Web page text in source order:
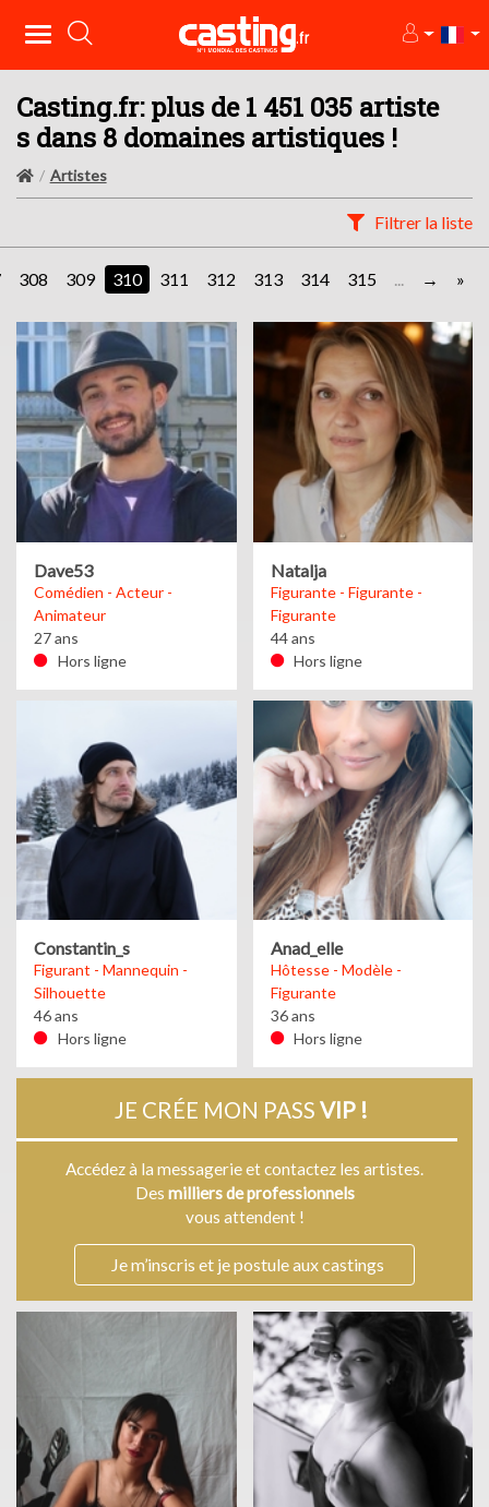
Casting.fr: plus de 1 451 035 artiste
s dans 8 domaines artistiques !
Artistes
Filtrer la liste
308 309 310 311 312 313 314 315 ... »
Dave53
Comédien - Acteur -
Animateur
27 ans
Hors ligne
Natalja
Figurante - Figurante -
Figurante
44 ans
Hors ligne
Constantin_s
Figurant - Mannequin -
Silhouette
46 ans
Hors ligne
Anad_elle
Hôtesse - Modèle -
Figurante
36 ans
Hors ligne
JE CRÉE MON PASSVIP !
Accédez à la messagerie et contactez les artistes.
Des milliers de professionnels
vous attendent !
Je m’inscris et je postule aux castings